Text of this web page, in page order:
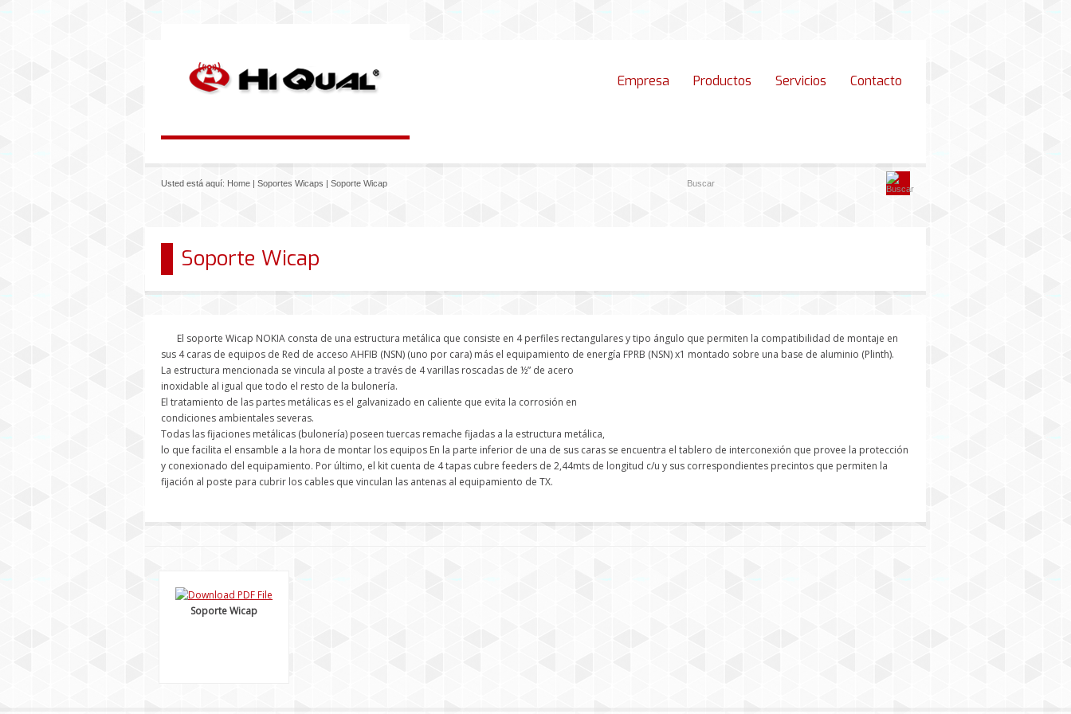
Empresa Productos Servicios Contacto
Usted está aquí: Home | Soportes Wicaps | Soporte Wicap
Soporte Wicap
El soporte Wicap NOKIA consta de una estructura metálica que consiste en 4 perfiles rectangulares y tipo ángulo que permiten la compatibilidad de montaje en
sus 4 caras de equipos de Red de acceso AHFIB (NSN) (uno por cara) más el equipamiento de energía FPRB (NSN) x1 montado sobre una base de aluminio (Plinth).
La estructura mencionada se vincula al poste a través de 4 varillas roscadas de ½” de acero
inoxidable al igual que todo el resto de la bulonería.
El tratamiento de las partes metálicas es el galvanizado en caliente que evita la corrosión en
condiciones ambientales severas.
Todas las fijaciones metálicas (bulonería) poseen tuercas remache fijadas a la estructura metálica,
lo que facilita el ensamble a la hora de montar los equipos En la parte inferior de una de sus caras se encuentra el tablero de interconexión que provee la protección
y conexionado del equipamiento. Por último, el kit cuenta de 4 tapas cubre feeders de 2,44mts de longitud c/u y sus correspondientes precintos que permiten la
fijación al poste para cubrir los cables que vinculan las antenas al equipamiento de TX.
Soporte Wicap